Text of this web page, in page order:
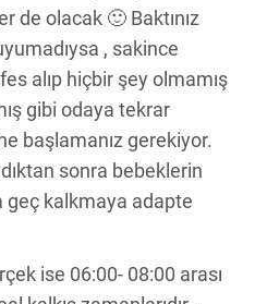
de olacak 🙂 Baktınız
, sakince
alıp hiçbir şey olmamış
gibi odaya tekrar
başlamanız gerekiyor.
sonra bebeklerin
geç kalkmaya adapte
ise 06:00- 08:00 arası